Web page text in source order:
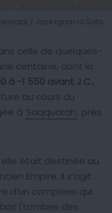
/ Jose Ignacio Soto
celle de quelques-
centaine, dont la
à -1 550 avant J.C.,
au cours du
à Saqquarah, près
elle était destinée au
Empire. Il s’agit
d’un complexe qui
(tombes des